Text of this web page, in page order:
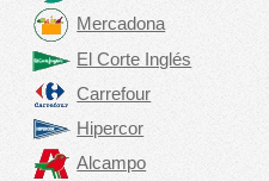
Mercadona
El Corte Inglés
Carrefour
Hipercor
Alcampo